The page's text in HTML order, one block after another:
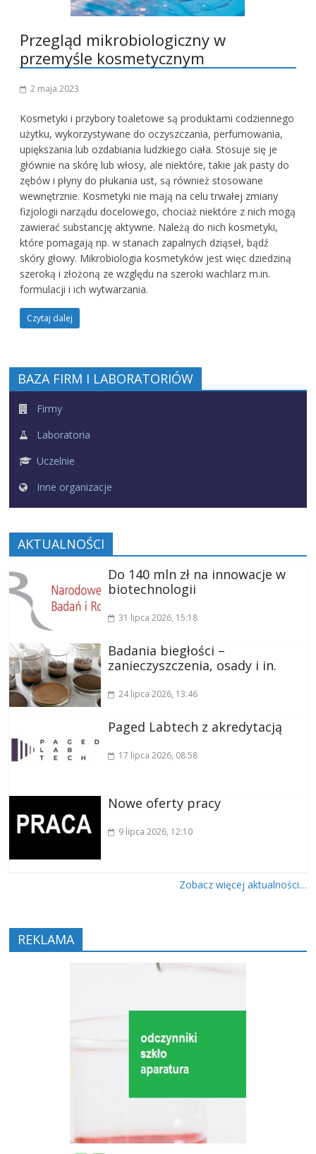
Przegląd mikrobiologiczny w
przemyśle kosmetycznym
2 maja 2023
Kosmetyki i przybory toaletowe są produktami codziennego
użytku, wykorzystywane do oczyszczania, perfumowania,
upiększania lub ozdabiania ludzkiego ciała. Stosuje się je
głównie na skórę lub włosy, ale niektóre, takie jak pasty do
zębów i płyny do płukania ust, są również stosowane
wewnętrznie. Kosmetyki nie mają na celu trwałej zmiany
fizjologii narządu docelowego, chociaż niektóre z nich mogą
zawierać substancję aktywne. Należą do nich kosmetyki,
które pomagają np. w stanach zapalnych dziąseł, bądź
skóry głowy. Mikrobiologia kosmetyków jest więc dziedziną
szeroką i złożoną ze względu na szeroki wachlarz m.in.
formulacji i ich wytwarzania.
Czytaj dalej
BAZA FIRM I LABORATORIÓW
Firmy
Laboratoria
Uczelnie
Inne organizacje
AKTUALNOŚCI
Do 140 mln zł na innowacje w
biotechnologii
31 lipca 2026, 15:18
Badania biegłości –
zanieczyszczenia, osady i in.
24 lipca 2026, 13:46
Paged Labtech z akredytacją
17 lipca 2026, 08:58
Nowe oferty pracy
9 lipca 2026, 12:10
Zobacz więcej aktualności…
REKLAMA